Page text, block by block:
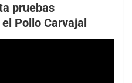
pruebas
Pollo Carvajal